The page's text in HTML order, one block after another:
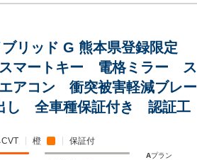
リッド G 熊本県登録限定
マートキー 電格ミラー ス
アコン 衝突被害軽減ブレー
し 全車種保証付き 認証工
橙 保証付
Aプラン